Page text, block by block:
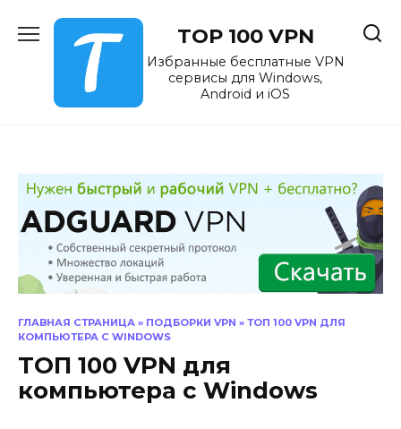
содержанию
TOP 100 VPN
Избранные бесплатные VPN
сервисы для Windows,
Android и iOS
ГЛАВНАЯ СТРАНИЦА » ПОДБОРКИ VPN » ТОП 100 VPN ДЛЯ
КОМПЬЮТЕРА С WINDOWS
ТОП 100 VPN для
компьютера с Windows